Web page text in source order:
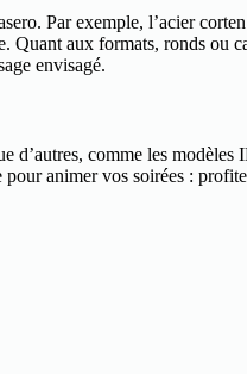
Par exemple, l’acier
Quant aux formats, ronds ou
envisagé.
d’autres, comme les
animer vos soirées :